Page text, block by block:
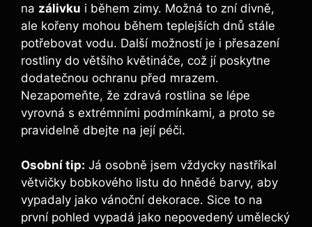
na⁤ zálivku i​ během zimy. Možná to zní divně,
ale kořeny mohou během teplejších dnů stále
potřebovat vodu.⁢ Další možností je i přesazení
rostliny do většího květináče, což jí poskytne
dodatečnou ochranu před ⁣mrazem.
Nezapomeňte, že zdravá rostlina se lépe
vyrovná s extrémními podmínkami, a proto se
pravidelně dbejte na její⁤ péči.
Osobní tip: Já osobně jsem vždycky⁤ nastříkal
větvičky bobkového ‌listu do⁣ hnědé barvy, aby
vypadaly jako vánoční dekorace. Sice to na
první pohled⁤ vypadá jako nepovedený umělecký